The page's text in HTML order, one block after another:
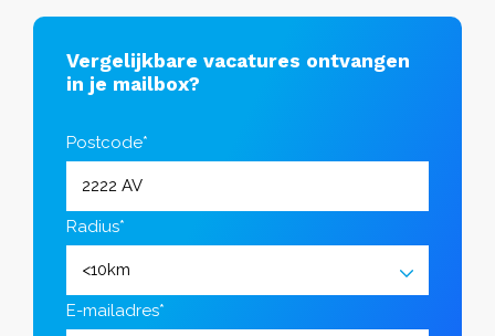
Vergelijkbare vacatures ontvangen
in je mailbox?
Postcode*
Radius*
E-mailadres*